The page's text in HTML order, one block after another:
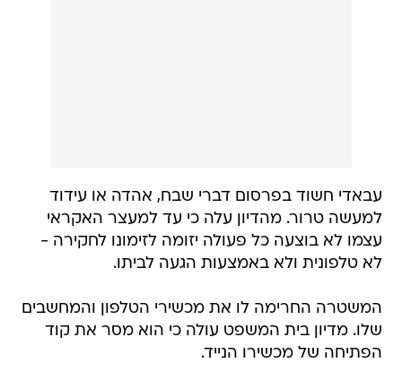
עבאדי חשוד בפרסום דברי שבח, אהדה או עידוד
למעשה טרור. מהדיון עלה כי עד למעצר האקראי
עצמו לא בוצעה כל פעולה יזומה לזימונו לחקירה -
לא טלפונית ולא באמצעות הגעה לביתו.
המשטרה החרימה לו את מכשירי הטלפון והמחשבים
שלו. מדיון בית המשפט עולה כי הוא מסר את קוד
הפתיחה של מכשירו הנייד.